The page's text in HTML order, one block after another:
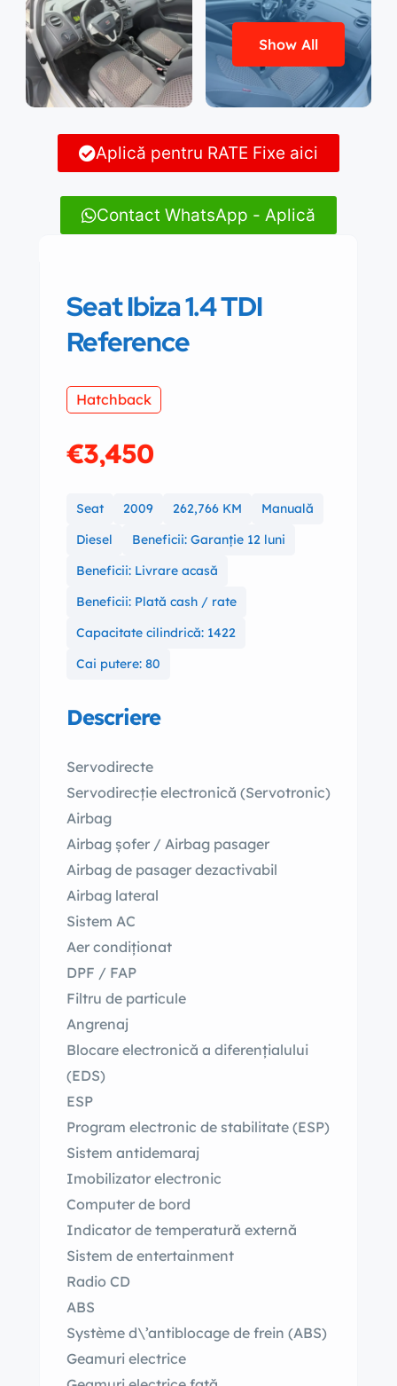
Show All
Aplică pentru RATE Fixe aici
Contact WhatsApp - Aplică
Seat Ibiza 1.4 TDI
Reference
Hatchback
€3,450
Seat 2009 262,766 KM
Manuală
Diesel
Beneficii: Garanție 12 luni
Beneficii: Livrare acasă
Beneficii: Plată cash / rate
Capacitate cilindrică: 1422
Cai putere: 80
Descriere
Servodirecte
Servodirecție electronică (Servotronic)
Airbag
Airbag șofer / Airbag pasager
Airbag de pasager dezactivabil
Airbag lateral
Sistem AC
Aer condiționat
DPF / FAP
Filtru de particule
Angrenaj
Blocare electronică a diferențialului
(EDS)
ESP
Program electronic de stabilitate (ESP)
Sistem antidemaraj
Imobilizator electronic
Computer de bord
Indicator de temperatură externă
Sistem de entertainment
Radio CD
ABS
Système d\’antiblocage de frein (ABS)
Geamuri electrice